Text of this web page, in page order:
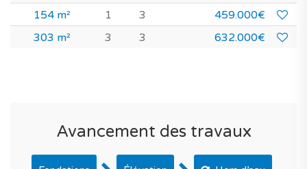
154 m²
1 3
459.000€
303 m²
3 3 632.000€
Avancement des travaux